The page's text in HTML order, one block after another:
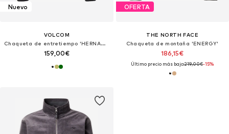
Nuevo
VOLCOM
Chaqueta de entretiempo 'HERNAN 10K'
159,00€
OFERTA
THE NORTH FACE
Chaqueta de montaña 'ENERGY'
186,15€
Último precio más bajo:219,00€-15%